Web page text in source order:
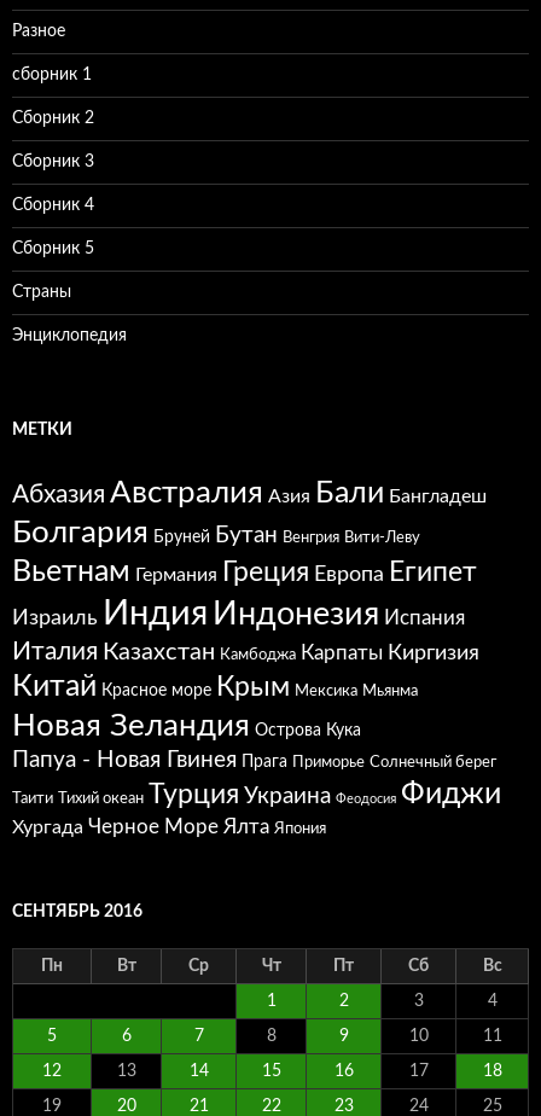
Разное
сборник 1
Сборник 2
Сборник 3
Сборник 4
Сборник 5
Страны
Энциклопедия
МЕТКИ
Абхазия Австралия Азия Бали Бангладеш
Болгария Бруней Бутан Венгрия Вити-Леву
Вьетнам Германия Греция Европа Египет
Израиль Индия Индонезия Испания
Италия Казахстан Камбоджа Карпаты Киргизия
Китай Красное море Крым Мексика Мьянма
Новая Зеландия Острова Кука
Папуа - Новая Гвинея Прага Приморье Солнечный берег
Таити Тихий океан Турция Украина Феодосия Фиджи
Хургада Черное Море Ялта Япония
СЕНТЯБРЬ 2016
Пн Вт Ср Чт Пт Сб Вс
1 2 3 4
5 6 7 8 9 10 11
12 13 14 15 16 17 18
19 20 21 22 23 24 25